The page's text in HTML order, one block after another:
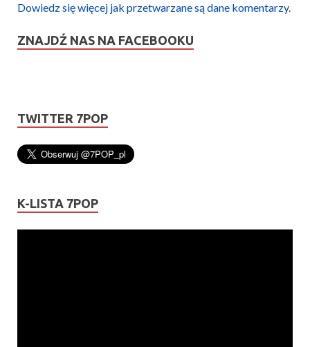
Dowiedz się więcej jak przetwarzane są dane komentarzy.
ZNAJDŹ NAS NA FACEBOOKU
TWITTER 7POP
K-LISTA 7POP